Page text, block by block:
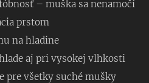
– muška sa nenamočí
prstom
na hladine
aj pri vysokej vlhkosti
pre všetky suché mušky